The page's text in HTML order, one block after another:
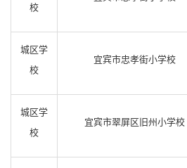
校
城区学
校
宜宾市忠孝街小学校
城区学
校
宜宾市翠屏区旧州小学校